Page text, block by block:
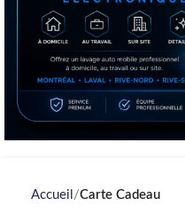
Accueil Carte Cadeau